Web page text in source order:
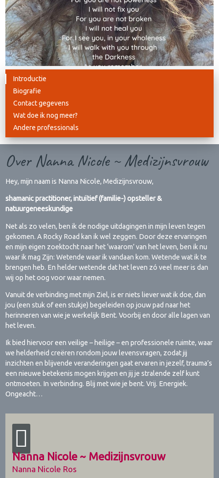
Introductie
Biografie
Contact gegevens
Wat doe ik nog meer?
Andere professionals
Over Nanna Nicole ~ Medizijnsvrouw
Hey, mijn naam is Nanna Nicole, Medizijnsvrouw,
shamanic practitioner, intuïtief (familie-) opsteller &
natuurgeneeskundige
Net als zo velen, ben ik de nodige uitdagingen in mijn leven tegen
gekomen. A Rocky Road kan ik wel zeggen. Door deze ervaringen
en mijn eigen zoektocht naar het ‘waarom’ van het leven, ben ik nu
waar ik mag Zijn: Wetende waar ik vandaan kom. Wetende wat ik te
brengen heb. En helder wetende dat het leven zó veel meer is dan
wij op het oog voor waar nemen.
Vanuit de verbinding met mijn Ziel, is er niets liever wat ik doe, dan
jou (een stuk of een stukje) begeleiden op jouw pad naar het
herinneren van wie je werkelijk Bent. Voorbij en door alle lagen van
het leven.
Ik bied hiervoor een veilige – heilige – en professionele ruimte, waar
we helderheid creëren rondom jouw levensvragen, zodat jij
inzichten en blijvende veranderingen gaat ervaren in jezelf, trauma’s
een nieuwe betekenis mogen krijgen en jij je stralende zelf kunt
ontmoeten. In verbinding. Blij met wie je bent. Vrij. Energiek.
Ongeacht…
Nanna Nicole ~ Medizijnsvrouw
Nanna Nicole Ros